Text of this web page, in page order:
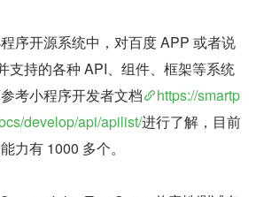
序开源系统中，对百度 APP 或者说
支持的各种 API、组件、框架等系统
考小程序开发者文档
https://smartp
develop/api/apilist/进行了解，目前
力有 1000 多个。